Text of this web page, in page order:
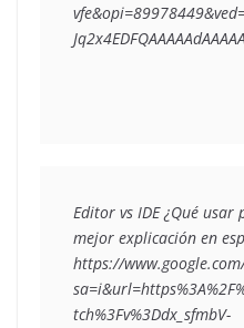
Editor vs IDE ¿Qué
mejor explicación en
https://
tch%3Fv%3Ddx_sfmbV-